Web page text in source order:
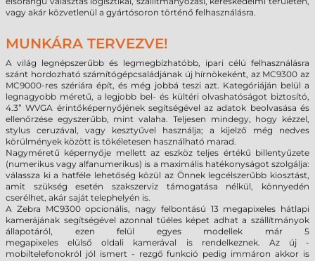
vagy akár közvetlenül a gyártósoron történő felhasználásra.
MUNKÁRA TERVEZVE!
A világ legnépszerűbb és legmegbízhatóbb, ipari célú felhasználásra
szánt hordozható számítógépcsaládjának új hírnökeként, az MC9300 az
MC9000-res szériára épít, és még jobbá teszi azt. Kategóriáján belül a
legnagyobb méretű, a legjobb bel- és kültéri olvashatóságot biztosító,
4.3” WVGA érintőképernyőjének segítségével az adatok beolvasása és
ellenőrzése egyszerűbb, mint valaha. Teljesen mindegy, hogy kézzel,
stylus ceruzával, vagy kesztyűvel használja; a kijelző még nedves
körülmények között is tökéletesen használható marad.
Nagyméretű képernyője mellett az eszköz teljes értékű billentyűzete
(numerikus vagy alfanumerikus) is a maximális hatékonyságot szolgálja:
válassza ki a hatféle lehetőség közül az Önnek legcélszerűbb kiosztást,
amit szükség esetén szakszerviz támogatása nélkül, könnyedén
cserélhet, akár saját telephelyén is.
A Zebra MC9300opcionális, nagy felbontású 13 megapixeles hátlapi
kamerájának segítségével azonnal tűéles képet adhat a szállítmányok
állapotáról, ezen felül egyes modellek már 5
megapixeleselülső oldali kamerával is rendelkeznek. Az új -
mobiltelefonokról jól ismert - rezgő funkció pedig immáron akkor is